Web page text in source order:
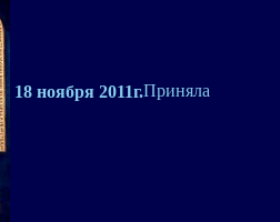
18 ноября 2011г.Приняла